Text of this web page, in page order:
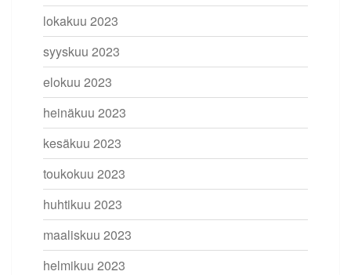
lokakuu 2023
syyskuu 2023
elokuu 2023
heinäkuu 2023
kesäkuu 2023
toukokuu 2023
huhtikuu 2023
maaliskuu 2023
helmikuu 2023